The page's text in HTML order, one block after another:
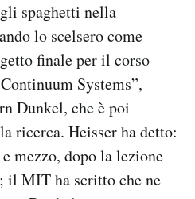
spaghetti nella
lo scelsero come
finale per il corso
Systems”,
Dunkel, che è poi
ricerca. Heisser ha detto:
mezzo, dopo la lezione
il MIT ha scritto che ne